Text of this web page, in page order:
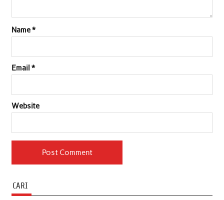
Name*
Email *
Website
CARI